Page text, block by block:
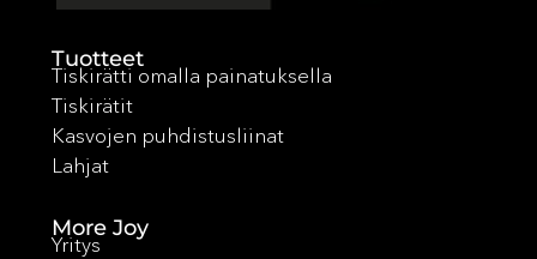
Tuotteet
Tiskirätti omalla painatuksella
Tiskirätit
Kasvojen puhdistusliinat
Lahjat
More Joy
Yritys